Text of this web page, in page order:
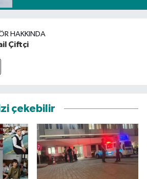
HAKKINDA
Çiftçi
çekebilir